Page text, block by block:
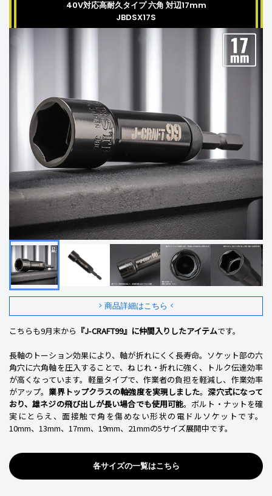
40V対応高耐久タイプ 六角 対辺17mm
JBDSX17S
> 商品詳細はこちら <
こちらも9月末から 『J-CRAFT99』に仲間入りしたアイテムです。
長軸のトーション効果により、軸が折れにくく長寿命。ソケット部の六
角穴に六角軸を圧入することで、ねじれ・折れに強く、トルク伝達効率
が高くなっています。軽量タイプで、作業者の負担を軽減し、作業効率
がアップ。業界トップクラスの軸強度を実現しました。深穴式になって
おり、雄ネジの飛び出しが長い場合でも使用可能。ボルト・ナットを確
実にとらえ、面接触で角を傷めない形状の電ドルソケットです。
10mm、13mm、17mm、19mm、21mmの5サイズ展開中です。
各サイズの一覧はこちら